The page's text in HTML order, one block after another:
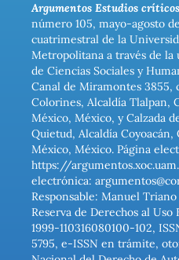
Argumentos Estudios
número 105, mayo-agosto
cuatrimestral de la
Metropolitana a través de
de Ciencias Sociales y
Canal de Miramontes 3855,
Colorines, Alcaldía Tlalpan,
México, México, y Calzada
Quietud, Alcaldía Coyoacán,
México, México. Página
https://
electrónica:
Responsable: Manuel
Reserva de Derechos al
1999-110316080100-102,
5795, e-ISSN en trámite,